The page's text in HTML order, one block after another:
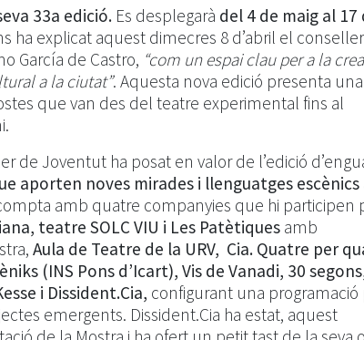
33a edició. Es desplegarà del 4 de maig al 17
ha explicat aquest dimecres 8 d’abril el
García de Castro, “com un espai clau per a la
a la ciutat”. Aquesta nova edició presenta una
que van des del teatre experimental fins al
de Joventut ha posat en valor de l’edició
aporten noves mirades i llenguatges escènics
amb quatre companyies que hi participen
teatre SOLC VIU i Les Patètiques amb
Aula de Teatre de la URV, Cia. Quatre per
(INS Pons d’Icart), Vis de Vanadi, 30
i Dissident.Cia, configurant una
emergents. Dissident.Cia ha estat, aquest